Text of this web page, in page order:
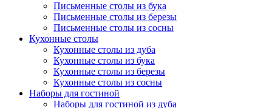
Письменные столы из бука
Письменные столы из березы
Письменные столы из сосны
Кухонные столы
Кухонные столы из дуба
Кухонные столы из бука
Кухонные столы из березы
Кухонные столы из сосны
Наборы для гостиной
Наборы для гостиной из дуба